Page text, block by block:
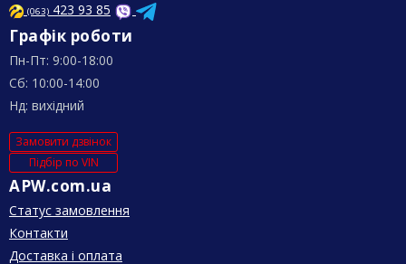
(063) 423 93 85
Графік роботи
Пн-Пт: 9:00-18:00
Сб: 10:00-14:00
Нд: вихідний
Замовити дзвінок
Підбір по VIN
APW.com.ua
Статус замовлення
Контакти
Доставка і оплата